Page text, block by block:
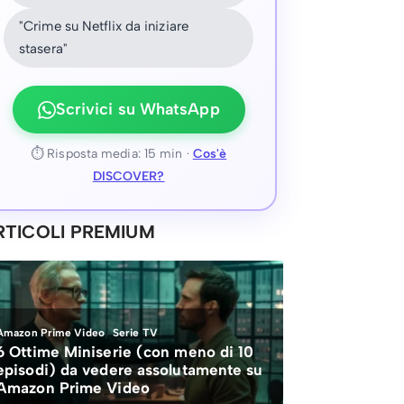
"Crime su Netflix da iniziare
stasera"
Scrivici su WhatsApp
⏱ Risposta media: 15 min · Cos'è
DISCOVER?
PREMIUM